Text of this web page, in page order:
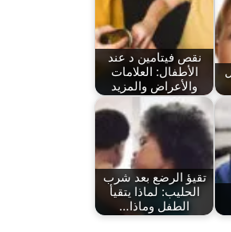
نقص فيتامين د عند
الأطفال: العلامات
والأعراض والمزيد
تقيؤ الرضع بعد شرب
الحليب: لماذا يتقيأ
الطفل وماذا…